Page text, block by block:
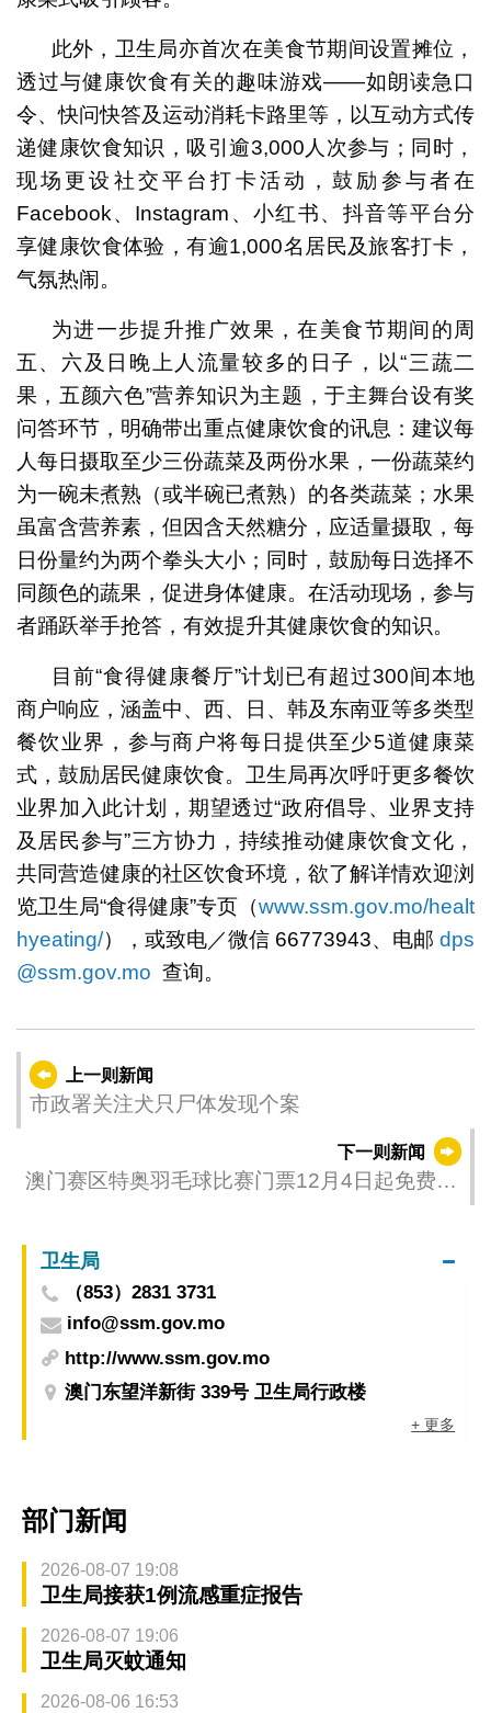
此外，卫生局亦首次在美食节期间设置摊位，
透过与健康饮食有关的趣味游戏——如朗读急口
令、快问快答及运动消耗卡路里等，以互动方式传
递健康饮食知识，吸引逾3,000人次参与；同时，
现场更设社交平台打卡活动，鼓励参与者在
Facebook、Instagram、小红书、抖音等平台分
享健康饮食体验，有逾1,000名居民及旅客打卡，
气氛热闹。
为进一步提升推广效果，在美食节期间的周
五、六及日晚上人流量较多的日子，以“三蔬二
果，五颜六色”营养知识为主题，于主舞台设有奖
问答环节，明确带出重点健康饮食的讯息：建议每
人每日摄取至少三份蔬菜及两份水果，一份蔬菜约
为一碗未煮熟（或半碗已煮熟）的各类蔬菜；水果
虽富含营养素，但因含天然糖分，应适量摄取，每
日份量约为两个拳头大小；同时，鼓励每日选择不
同颜色的蔬果，促进身体健康。在活动现场，参与
者踊跃举手抢答，有效提升其健康饮食的知识。
目前“食得健康餐厅”计划已有超过300间本地
商户响应，涵盖中、西、日、韩及东南亚等多类型
餐饮业界，参与商户将每日提供至少5道健康菜
式，鼓励居民健康饮食。卫生局再次呼吁更多餐饮
业界加入此计划，期望透过“政府倡导、业界支持
及居民参与”三方协力，持续推动健康饮食文化，
共同营造健康的社区饮食环境，欲了解详情欢迎浏
览卫生局“食得健康”专页（www.ssm.gov.mo/healt
hyeating/），或致电／微信 66773943、电邮dps
@ssm.gov.mo 查询。
上一则新闻
市政署关注犬只尸体发现个案
下一则新闻
澳门赛区特奥羽毛球比赛门票12月4日起免费领
卫生局
（853）2831 3731
info@ssm.gov.mo
http://www.ssm.gov.mo
澳门东望洋新街 339号 卫生局行政楼
+ 更多
部门新闻
2026-08-07 19:08
卫生局接获1例流感重症报告
2026-08-07 19:06
卫生局灭蚊通知
2026-08-06 16:53